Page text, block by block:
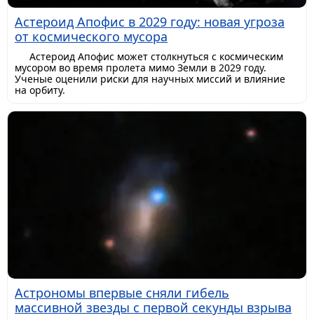
Астероид Апофис в 2029 году: новая угроза
от космического мусора
Астероид Апофис может столкнуться с космическим
мусором во время пролета мимо Земли в 2029 году.
Ученые оценили риски для научных миссий и влияние
на орбиту.
Астрономы впервые сняли гибель
массивной звезды с первой секунды взрыва